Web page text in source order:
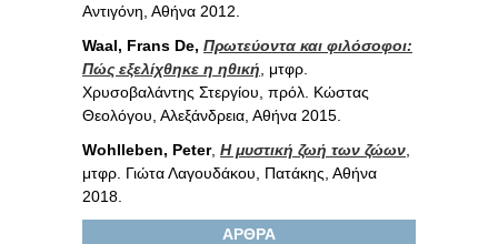
Αντιγόνη, Αθήνα 2012.
Waal, Frans De, Πρωτεύοντα και φιλόσοφοι:
Πώς εξελίχθηκε η ηθική , μτφρ.
Χρυσοβαλάντης Στεργίου, πρόλ. Κώστας
Θεολόγου, Αλεξάνδρεια, Αθήνα 2015.
Wohlleben, Peter, Η μυστική ζωή των ζώων
μτφρ. Γιώτα Λαγουδάκου, Πατάκης, Αθήνα
2018.
ΑΡΘΡΑ